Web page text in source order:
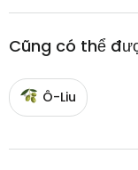
Cũng có thể
Ô-Liu